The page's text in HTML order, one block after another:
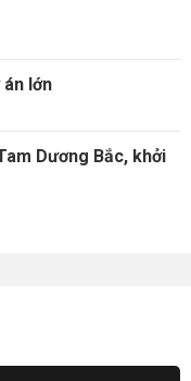
lớn
Dương Bắc, khởi